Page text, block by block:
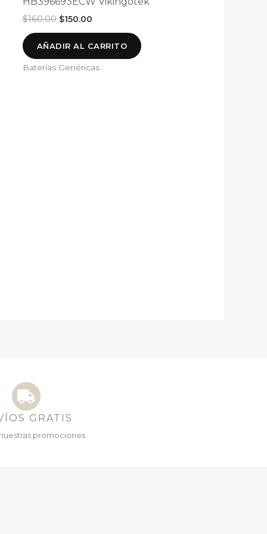
$160.00 $150.00
AÑADIR AL CARRITO
Baterías Genéricas
GRATIS
promociones.